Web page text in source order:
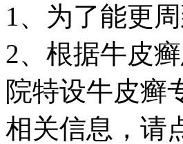
1、为了能更
2、根据牛皮
院特设牛皮癣
相关信息，请